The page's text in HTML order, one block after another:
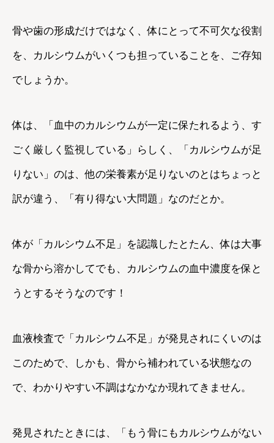
骨や歯の形成だけではなく、体にとって不可欠な役割
を、カルシウムがいくつも担っていることを、ご存知
でしょうか。
体は、「血中のカルシウムが一定に保たれるよう、す
ごく厳しく監視している」らしく、「カルシウムが足
りない」のは、他の栄養素が足りないのとはちょっと
訳が違う、「有り得ない大問題」なのだとか。
体が「カルシウム不足」を認識したとたん、体は大事
な骨から溶かしてでも、カルシウムの血中濃度を保と
うとするそうなのです！
血液検査で「カルシウム不足」が発見されにくいのは
このためで、しかも、骨から補われている状態なの
で、わかりやすい不調はなかなか現れてきません。
発見されたときには、「もう骨にもカルシウムがない